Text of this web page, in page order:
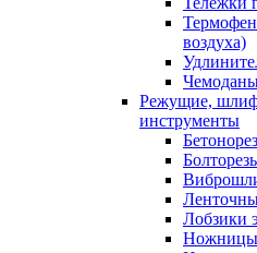
воздуха)
Режущие,
инструменты
Бетонорез
Лобзики
Ножницы